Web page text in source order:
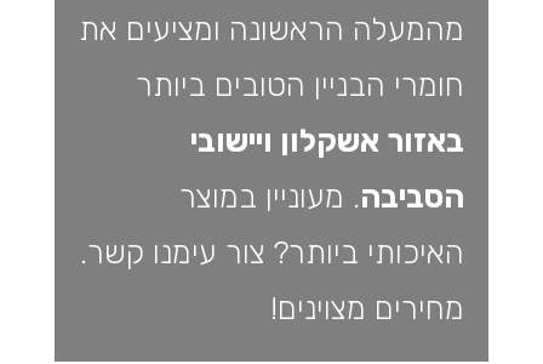
מהמעלה הראשונה ומציעים את
חומרי הבניין הטובים ביותר
באזור אשקלון ויישובי
הסביבה. מעוניין במוצר
האיכותי ביותר? צור עימנו קשר.
מחירים מצוינים!